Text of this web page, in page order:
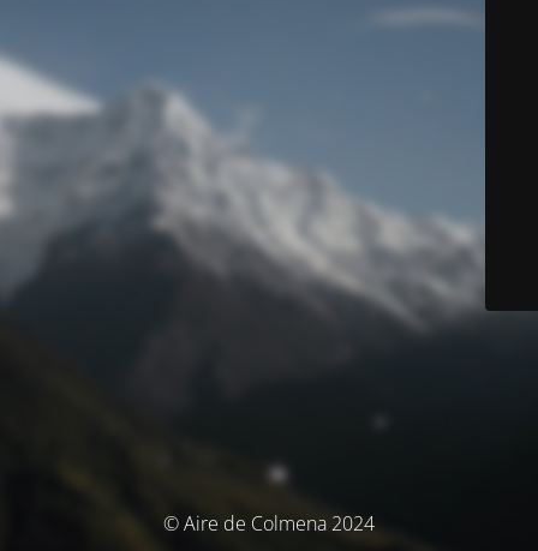
© Aire de Colmena 2024